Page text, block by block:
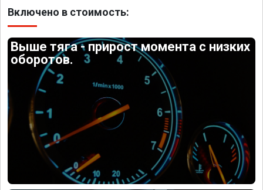
Включено в стоимость:
Выше тяга - прирост момента с низких
оборотов.